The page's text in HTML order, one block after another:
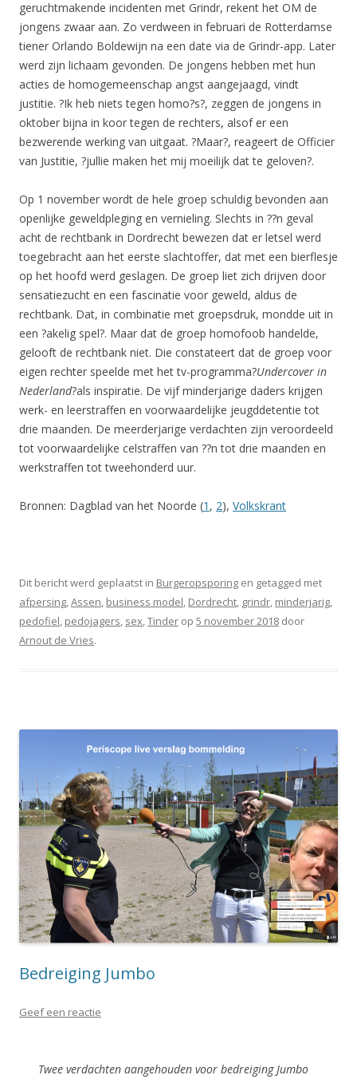
geruchtmakende incidenten met Grindr, rekent het OM de
jongens zwaar aan. Zo verdween in februari de Rotterdamse
tiener Orlando Boldewijn na een date via de Grindr-app. Later
werd zijn lichaam gevonden. De jongens hebben met hun
acties de homogemeenschap angst aangejaagd, vindt
justitie. ?Ik heb niets tegen homo?s?, zeggen de jongens in
oktober bijna in koor tegen de rechters, alsof er een
bezwerende werking van uitgaat. ?Maar?, reageert de Officier
van Justitie, ?jullie maken het mij moeilijk dat te geloven?.
Op 1 november wordt de hele groep schuldig bevonden aan
openlijke geweldpleging en vernieling. Slechts in ??n geval
acht de rechtbank in Dordrecht bewezen dat er letsel werd
toegebracht aan het eerste slachtoffer, dat met een bierflesje
op het hoofd werd geslagen. De groep liet zich drijven door
sensatiezucht en een fascinatie voor geweld, aldus de
rechtbank. Dat, in combinatie met groepsdruk, mondde uit in
een ?akelig spel?. Maar dat de groep homofoob handelde,
gelooft de rechtbank niet. Die constateert dat de groep voor
eigen rechter speelde met het tv-programma?Undercover in
Nederland?als inspiratie. De vijf minderjarige daders krijgen
werk- en leerstraffen en voorwaardelijke jeugddetentie tot
drie maanden. De meerderjarige verdachten zijn veroordeeld
tot voorwaardelijke celstraffen van ??n tot drie maanden en
werkstraffen tot tweehonderd uur.
Bronnen: Dagblad van het Noorde (1 , 2), Volkskrant
Dit bericht werd geplaatst in Burgeropsporing en getagged met
afpersing,Assen, business model, Dordrecht, grindr, minderjarig,
pedofiel, pedojagers, sex,Tinder op 5 november 2018 door
Arnout de Vries.
Bedreiging Jumbo
Geef een reactie
Twee verdachten aangehouden voor bedreiging Jumbo